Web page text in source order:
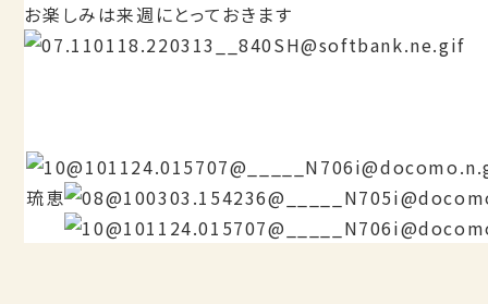
お楽しみは来週にとっておきます
琉恵